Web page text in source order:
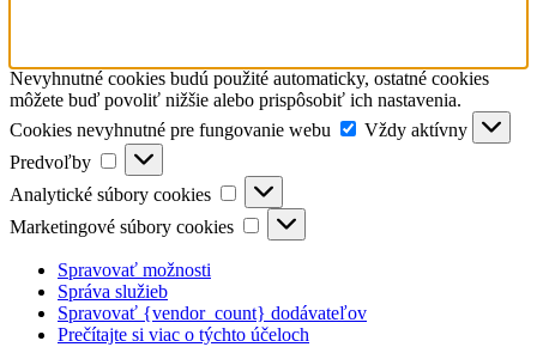
Nevyhnutné cookies budú použité automaticky, ostatné cookies
môžete buď povoliť nižšie alebo prispôsobiť ich nastavenia.
Cookies nevyhnutné pre fungovanie webu
Cookies nevyhnutné
Vždy aktívny
Predvoľby
Predvoľby
Analytické súbory cookies Analytické súbory cookies
Marketingové súbory cookies Marketingové súbory cookies
Spravovať možnosti
Správa služieb
Spravovať {vendor_count} dodávateľov
Prečítajte si viac o týchto účeloch